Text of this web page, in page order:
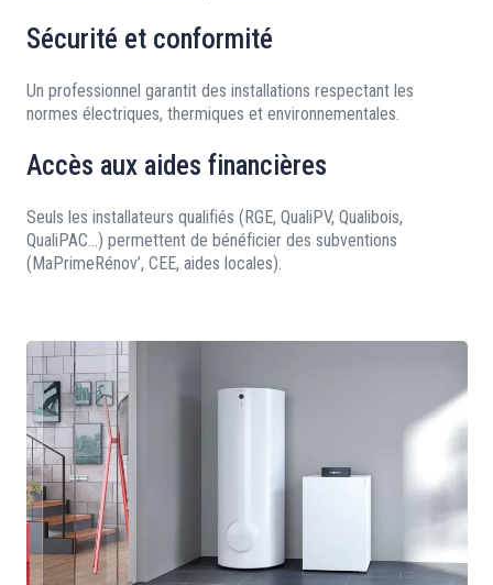
Sécurité et conformité
Un professionnel garantit des installations respectant les
normes électriques, thermiques et environnementales.
Accès aux aides financières
Seuls les installateurs qualifiés (RGE, QualiPV, Qualibois,
QualiPAC…) permettent de bénéficier des subventions
(MaPrimeRénov’, CEE, aides locales).